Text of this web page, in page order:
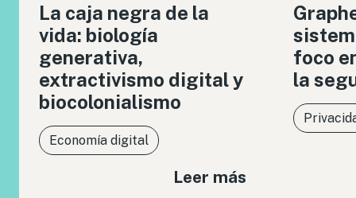
La caja negra de la
vida: biología
generativa,
extractivismo digital y
biocolonialismo
Economía digital
Leer más
foco
la